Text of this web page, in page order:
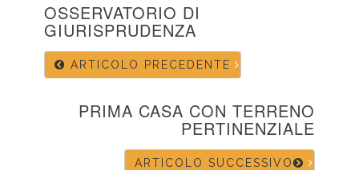
OSSERVATORIO DI
GIURISPRUDENZA
ARTICOLO PRECEDENTE
PRIMA CASA CON TERRENO
PERTINENZIALE
ARTICOLO SUCCESSIVO